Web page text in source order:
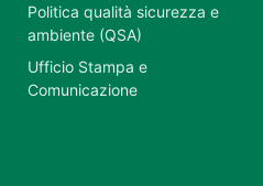
Politica qualità sicurezza e
ambiente (QSA)
Ufficio Stampa e
Comunicazione